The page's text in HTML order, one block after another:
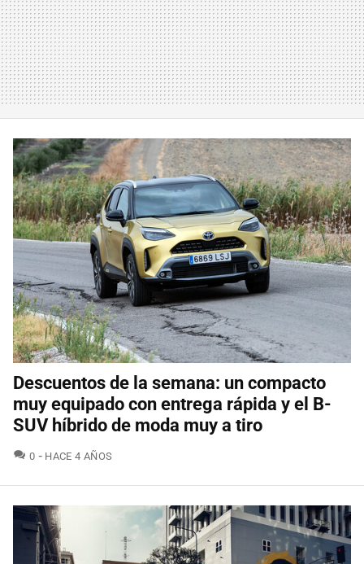
Descuentos de la semana: un compacto
muy equipado con entrega rápida y el B-
SUV híbrido de moda muy a tiro
0 COMENTARIOS
HACE 4 AÑOS